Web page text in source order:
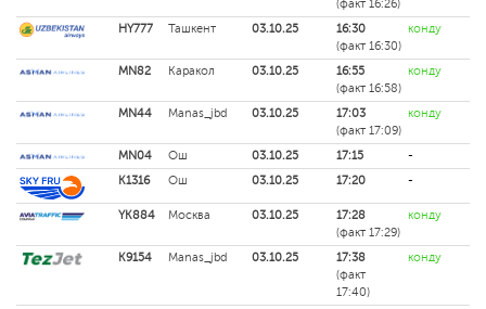
(факт 16:26)
HY777 Ташкент 03.10.25
16:30
(факт 16:30)
конду
MN82 Каракол 03.10.25
16:55
(факт 16:58)
конду
MN44 Manas_jbd 03.10.25
17:03
(факт 17:09)
конду
MN04 Ош 03.10.25 17:15
-
K1316
Ош 03.10.25 17:20 -
YK884 Москва 03.10.25
17:28
(факт 17:29)
конду
K9154 Manas_jbd 03.10.25
17:38
(факт
17:40)
конду